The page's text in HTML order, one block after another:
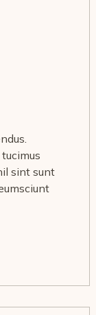
sint sunt